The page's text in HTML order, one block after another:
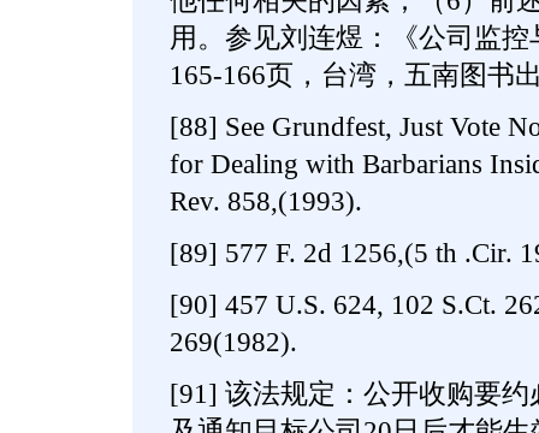
用。参见刘连煜：《公司监
165-166页，台湾，五南图书
[88] See Grundfest, Just Vote
for Dealing with Barbarians
Rev. 858,(1993).
[89] 577 F. 2d 1256,(5 th .Cir.
[90] 457 U.S. 624, 102 S.Ct.
269(1982).
[91] 该法规定：公开收购要